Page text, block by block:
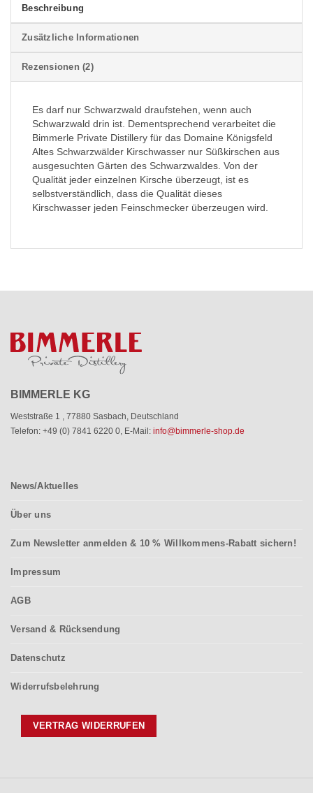
Beschreibung
Zusätzliche Informationen
Rezensionen (2)
Es darf nur Schwarzwald draufstehen, wenn auch
Schwarzwald drin ist. Dementsprechend verarbeitet die
Bimmerle Private Distillery für das Domaine Königsfeld
Altes Schwarzwälder Kirschwasser nur Süßkirschen aus
ausgesuchten Gärten des Schwarzwaldes. Von der
Qualität jeder einzelnen Kirsche überzeugt, ist es
selbstverständlich, dass die Qualität dieses
Kirschwasser jeden Feinschmecker überzeugen wird.
BIMMERLE KG
Weststraße 1 77880 Sasbach
Deutschland
Telefon: +49 (0) 7841 6220 0
E-Mail: info@bimmerle-shop.de
News/Aktuelles
Über uns
Zum Newsletter anmelden & 10 % Willkommens-Rabatt sichern!
Impressum
AGB
Versand & Rücksendung
Datenschutz
Widerrufsbelehrung
VERTRAG WIDERRUFEN